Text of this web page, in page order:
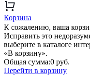
Корзина
К сожалению, ваша
Исправить это
выберите в каталоге
«В корзину».
Общая сумма:0 руб.
Перейти в корзину